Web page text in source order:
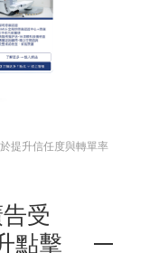
提升信任度與轉單率
受
點擊